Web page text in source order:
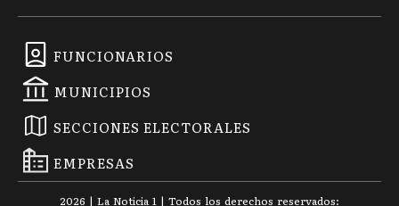
FUNCIONARIOS
MUNICIPIOS
SECCIONES ELECTORALES
EMPRESAS
2026 | La Noticia 1 | Todos los derechos reservados: